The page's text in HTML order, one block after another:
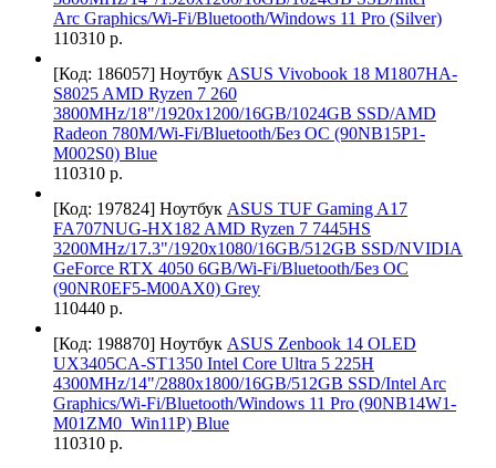
Arc Graphics/Wi-Fi/Bluetooth/Windows 11 Pro (Silver)
110310 р.
[Код: 186057] Ноутбук ASUS Vivobook 18 M1807HA-
S8025 AMD Ryzen 7 260
3800MHz/18"/1920x1200/16GB/1024GB SSD/AMD
Radeon 780M/Wi-Fi/Bluetooth/Без ОС (90NB15P1-
M002S0) Blue
110310 р.
[Код: 197824] Ноутбук ASUS TUF Gaming A17
FA707NUG-HX182 AMD Ryzen 7 7445HS
3200MHz/17.3"/1920x1080/16GB/512GB SSD/NVIDIA
GeForce RTX 4050 6GB/Wi-Fi/Bluetooth/Без ОС
(90NR0EF5-M00AX0) Grey
110440 р.
[Код: 198870] Ноутбук ASUS Zenbook 14 OLED
UX3405CA-ST1350 Intel Core Ultra 5 225H
4300MHz/14"/2880x1800/16GB/512GB SSD/Intel Arc
Graphics/Wi-Fi/Bluetooth/Windows 11 Pro (90NB14W1-
M01ZM0_Win11P) Blue
110310 р.